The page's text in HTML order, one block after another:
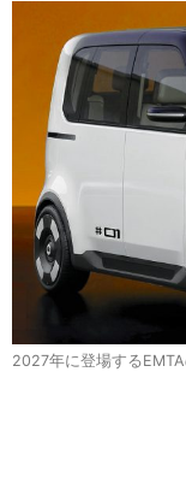
2027年に登場するEMTA